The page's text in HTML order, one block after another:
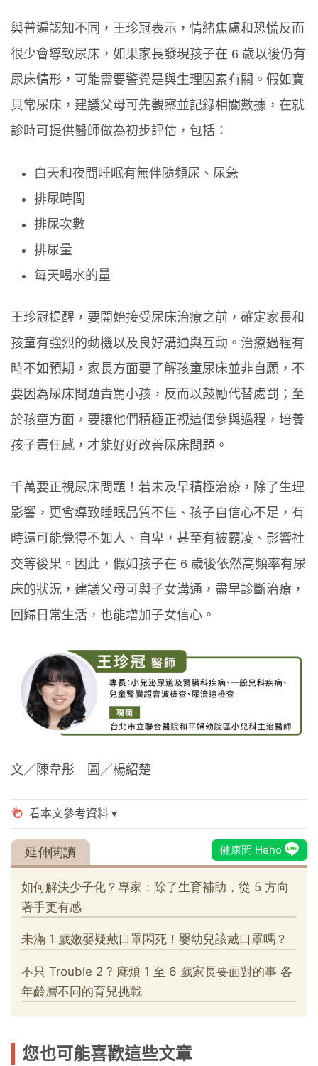
與普遍認知不同，王珍冠表示，情緒焦慮和恐慌反而
很少會導致尿床，如果家長發現孩子在 6 歲以後仍有
尿床情形，可能需要警覺是與生理因素有關。假如寶
貝常尿床，建議父母可先觀察並記錄相關數據，在就
診時可提供醫師做為初步評估，包括：
白天和夜間睡眠有無伴隨頻尿、尿急
排尿時間
排尿次數
排尿量
每天喝水的量
王珍冠提醒，要開始接受尿床治療之前，確定家長和
孩童有強烈的動機以及良好溝通與互動。治療過程有
時不如預期，家長方面要了解孩童尿床並非自願，不
要因為尿床問題責罵小孩，反而以鼓勵代替處罰；至
於孩童方面，要讓他們積極正視這個參與過程，培養
孩子責任感，才能好好改善尿床問題。
千萬要正視尿床問題！若未及早積極治療，除了生理
影響，更會導致睡眠品質不佳、孩子自信心不足，有
時還可能覺得不如人、自卑，甚至有被霸凌、影響社
交等後果。因此，假如孩子在 6 歲後依然高頻率有尿
床的狀況，建議父母可與子女溝通，盡早診斷治療，
回歸日常生活，也能增加子女信心。
文／陳韋彤 圖／楊紹楚
您也可能喜歡這些文章